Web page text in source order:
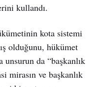
kullandı.
kota sistemi
olduğunu, hükümet
da “başkanlık
mirasın ve başkanlık